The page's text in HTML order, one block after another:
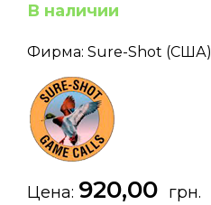
В наличии
Фирма: Sure-Shot (США)
Цена: 920,00 грн.